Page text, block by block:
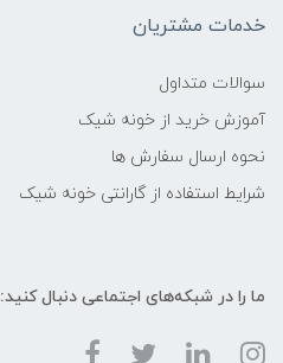
خدمات مشتریان
سوالات متداول
آموزش خرید از خونه شیک
نحوه ارسال سفارش ها
شرایط استفاده از گارانتی خونه شیک
ما را در شبکه‌های اجتماعی دنبال کنید: